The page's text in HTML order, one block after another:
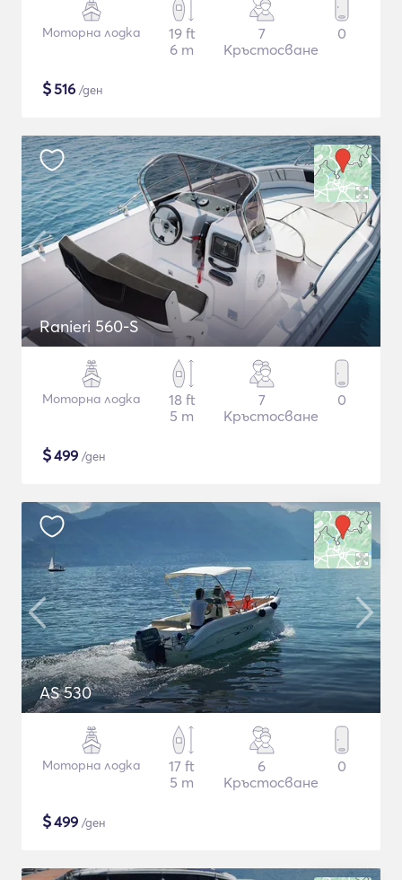
Моторна лодка
19 ft
6 m
7
Кръстосване
0
$516 /ден
Ranieri 560-S
Моторна лодка
18 ft
5 m
7
Кръстосване
0
$499 /ден
AS 530
Моторна лодка
17 ft
5 m
6
Кръстосване
0
$499 /ден